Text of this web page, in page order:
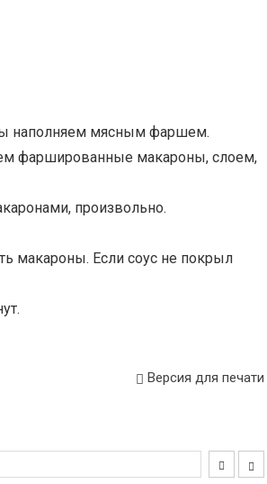
наполняем мясным фаршем.
фаршированные макароны, слоем,
произвольно.
макароны. Если соус не покрыл
Версия для печати